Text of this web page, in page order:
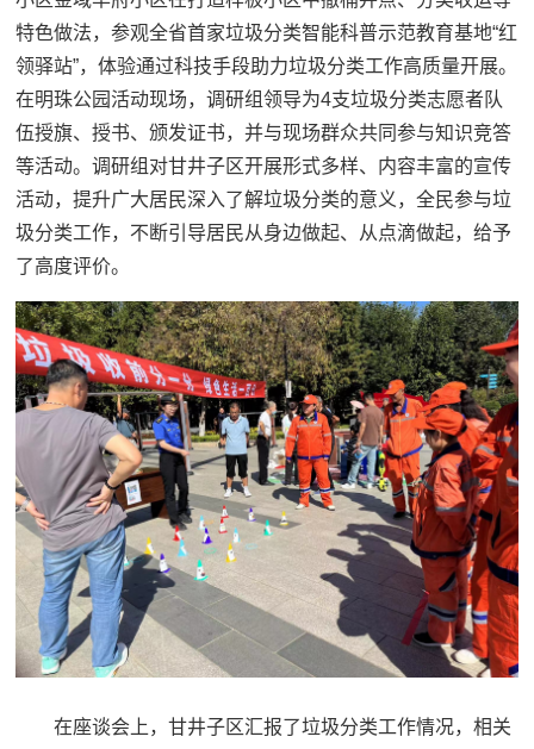
特色做法，参观全省首家垃圾分类智能科普示范教育基地“红
领驿站”，体验通过科技手段助力垃圾分类工作高质量开展。
在明珠公园活动现场，调研组领导为4支垃圾分类志愿者队
伍授旗、授书、颁发证书，并与现场群众共同参与知识竞答
等活动。调研组对甘井子区开展形式多样、内容丰富的宣传
活动，提升广大居民深入了解垃圾分类的意义，全民参与垃
圾分类工作，不断引导居民从身边做起、从点滴做起，给予
了高度评价。
在座谈会上，甘井子区汇报了垃圾分类工作情况，相关